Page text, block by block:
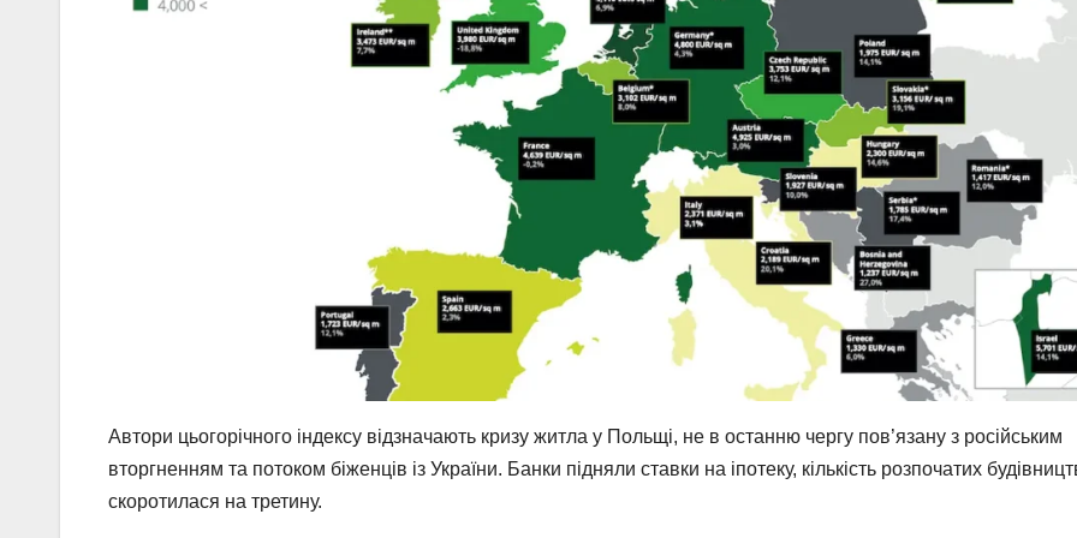
Автори цьогорічного індексу відзначають кризу житла у Польщі, не в останню чергу пов’язану з російським
вторгненням та потоком біженців із України. Банки підняли ставки на іпотеку, кількість розпочатих
скоротилася на третину.